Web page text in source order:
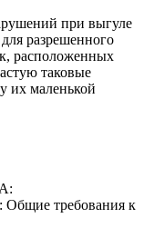
при выгуле
разрешенного
расположенных
таковые
их маленькой
Общие требования к